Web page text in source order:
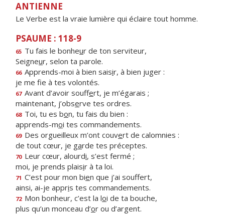
ANTIENNE
Le Verbe est la vraie lumière qui éclaire tout homme.
PSAUME : 118-9
65 Tu fais le bonheur de ton serviteur,
Seigneur, selon ta parole.
66 Apprends-moi à bien saisir, à bien juger :
je me fe à tes volontés.
67 Avant d’avoir souffert, je m’égarais ;
maintenant, j’observe tes ordres.
68 Toi, tu es bon, tu fais du bien :
apprends-moi tes commandements.
69 Des orgueilleux m’ont couvert de calomnies :
de tout cœur, je garde tes préceptes.
70 Leur cœur, alourdi, s’est fermé ;
moi, je prends plaisir à ta loi.
71 C’est pour mon bien que j’ai souffert,
ainsi, ai-je appris tes commandements.
72 Mon bonheur, c’est la loi de ta bouche,
plus qu’un monceau d’or ou d’argent.